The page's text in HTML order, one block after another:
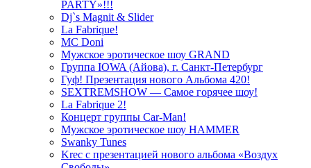
PARTY»!!!
Dj`s Magnit & Slider
La Fabrique!
MC Doni
Мужское эротическое шоу GRAND
Группа IOWA (Айова), г. Санкт-Петербург
Гуф! Презентация нового Альбома 420!
SEXTREMSHOW — Самое горячее шоу!
La Fabrique 2!
Концерт группы Car-Man!
Мужское эротическое шоу HAMMER
Swanky Tunes
Krec с презентацией нового альбома «Воздух